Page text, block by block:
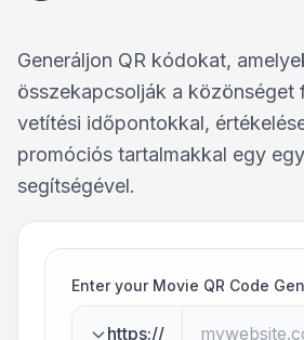
Generáljon QR kódokat,
összekapcsolják a közönséget
vetítési időpontokkal,
promóciós tartalmakkal egy
segítségével.
Enter your Movie QR Code
https://